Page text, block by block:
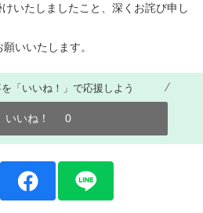
いたしましたこと、深くお詫び申し
いいたします。
「いいね！」で応援しよう
いいね！ 0